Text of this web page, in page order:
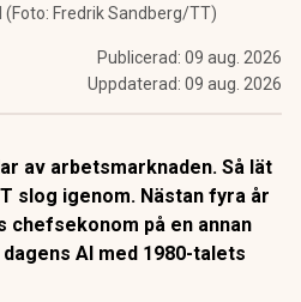
Fredrik Sandberg/TT)
Publicerad: 09 aug. 2026
Uppdaterad: 09 aug. 2026
av arbetsmarknaden. Så lät
slog igenom. Nästan fyra år
chefsekonom på en annan
AI med 1980-talets